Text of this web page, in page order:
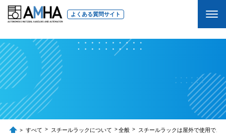
よくある質問サイト
すべて スチールラックについて 全般 スチールラックは屋外で使用でき